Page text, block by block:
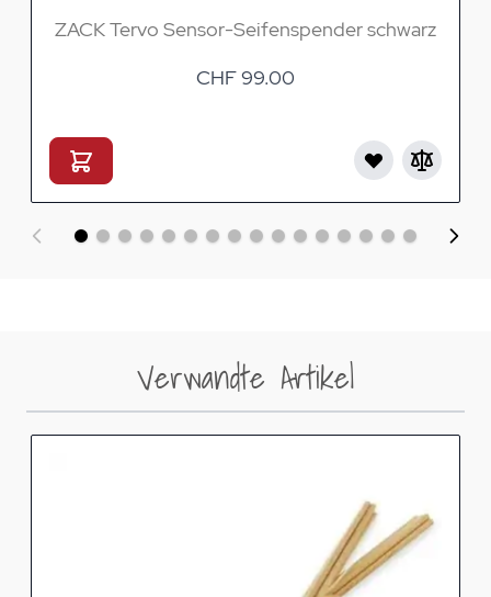
ZACK Tervo Sensor-Seifenspender schwarz
CHF 99.00
Verwandte Artikel